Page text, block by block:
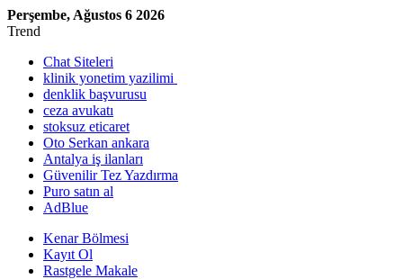
Perşembe, Ağustos 6 2026
Trend
Chat Siteleri
klinik yonetim yazilimi
denklik başvurusu
ceza avukatı
stoksuz eticaret
Oto Serkan ankara
Antalya iş ilanları
Güvenilir Tez Yazdırma
Puro satın al
AdBlue
Kenar Bölmesi
Kayıt Ol
Rastgele Makale